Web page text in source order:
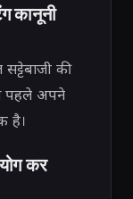
कानूनी
की
पहले अपने
है।
कर